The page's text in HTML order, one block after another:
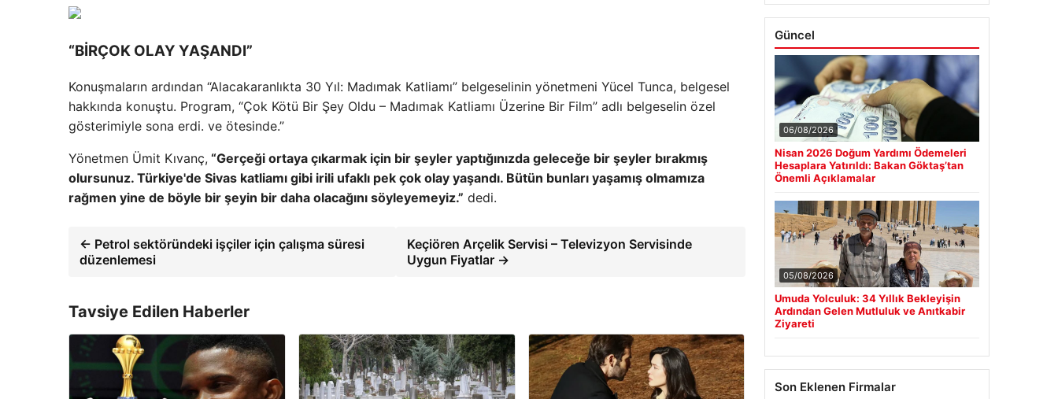
“BİRÇOK OLAY YAŞANDI”
Konuşmaların ardından “Alacakaranlıkta 30 Yıl: Madımak Katliamı” belgeselinin yönetmeni Yücel Tunca, belgesel
hakkında konuştu. Program, “Çok Kötü Bir Şey Oldu – Madımak Katliamı Üzerine Bir Film” adlı belgeselin özel
gösterimiyle sona erdi. ve ötesinde.”
Yönetmen Ümit Kıvanç, “Gerçeği ortaya çıkarmak için bir şeyler yaptığınızda geleceğe bir şeyler bırakmış
olursunuz. Türkiye'de Sivas katliamı gibi irili ufaklı pek çok olay yaşandı. Bütün bunları yaşamış olmamıza
rağmen yine de böyle bir şeyin bir daha olacağını söyleyemeyiz.” dedi.
← Petrol sektöründeki işçiler için çalışma süresi
düzenlemesi
Keçiören Arçelik Servisi – Televizyon Servisinde
Uygun Fiyatlar →
Tavsiye Edilen Haberler
Güncel
06/08/2026
Nisan 2026 Doğum Yardımı Ödemeleri
Hesaplara Yatırıldı: Bakan Göktaş’tan
Önemli Açıklamalar
05/08/2026
Umuda Yolculuk: 34 Yıllık Bekleyişin
Ardından Gelen Mutluluk ve Anıtkabir
Ziyareti
Son Eklenen Firmalar